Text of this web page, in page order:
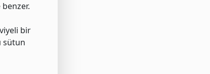
benzer.
bir
sütun